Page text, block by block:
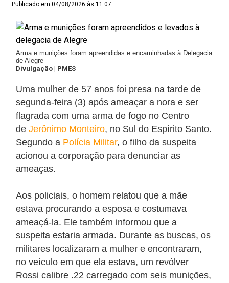
Publicado em 04/08/2026 às 11:07
Arma e munições foram apreendidas e encaminhadas à Delegacia
de Alegre
Divulgação | PMES
Uma mulher de 57 anos foi presa na tarde de
segunda-feira (3) após ameaçar a nora e ser
flagrada com uma arma de fogo no Centro
de Jerônimo Monteiro, no Sul do Espírito Santo.
Segundo a Polícia Militar, o filho da suspeita
acionou a corporação para denunciar as
ameaças.
Aos policiais, o homem relatou que a mãe
estava procurando a esposa e costumava
ameaçá-la. Ele também informou que a
suspeita estaria armada. Durante as buscas, os
militares localizaram a mulher e encontraram,
no veículo em que ela estava, um revólver
Rossi calibre .22 carregado com seis munições,